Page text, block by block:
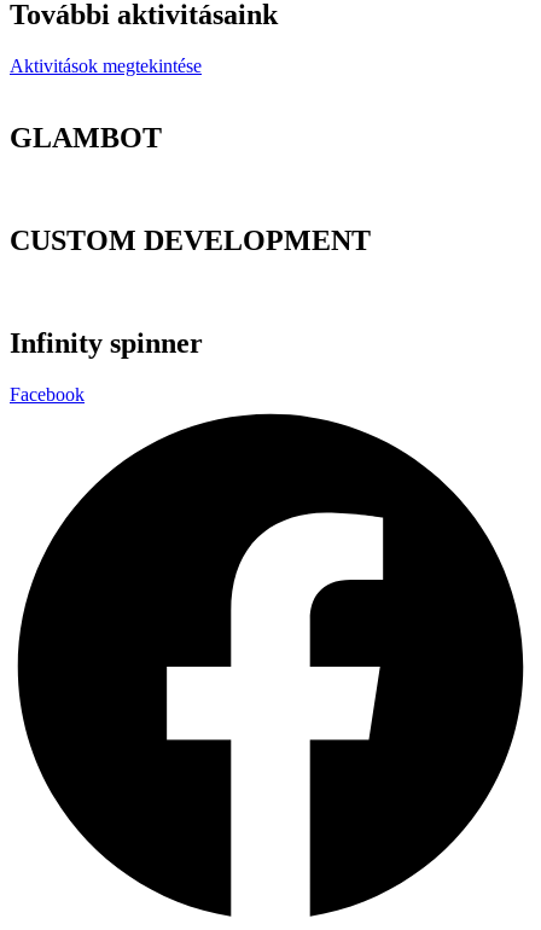
További aktivitásaink
Aktivitások megtekintése
GLAMBOT
CUSTOM DEVELOPMENT
Infinity spinner
Facebook